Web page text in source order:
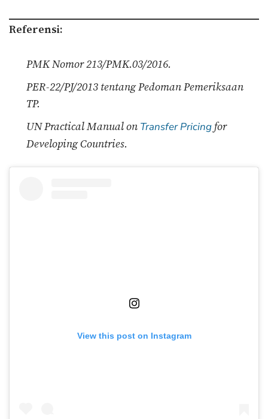
Referensi:
PMK Nomor 213/PMK.03/2016.
PER-22/PJ/2013 tentang Pedoman Pemeriksaan
TP.
UN Practical Manual on Transfer Pricingfor
Developing Countries.
View this post on Instagram